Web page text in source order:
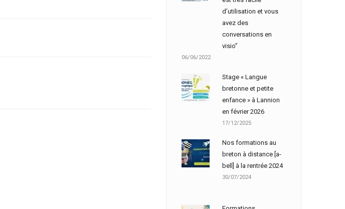
d’utilisation et vous
avez des
conversations en
visio”
06/06/2022
Stage « Langue
bretonne et petite
enfance » à Lannion
en février 2026
17/12/2025
Nos formations au
breton à distance [a-
bell] à la rentrée 2024
30/07/2024